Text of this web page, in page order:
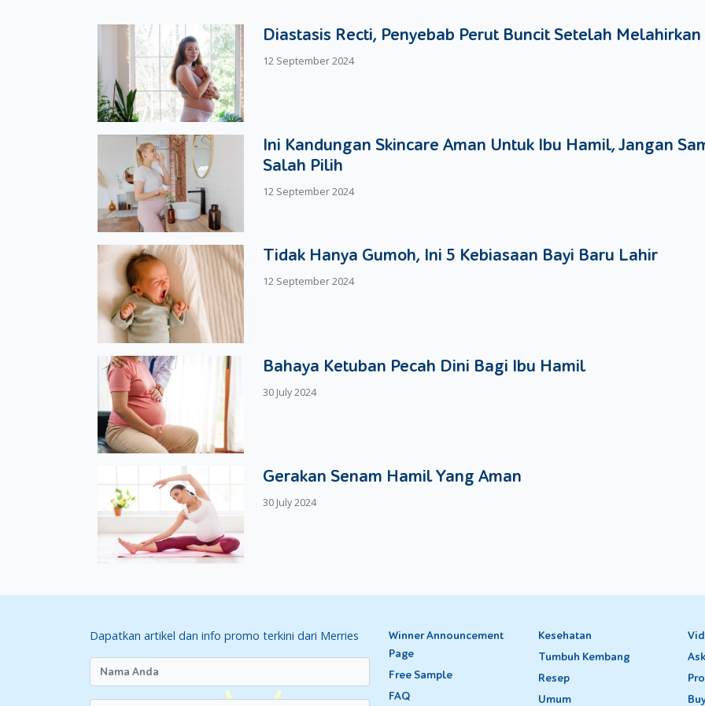
untuk melatih kreativitas Si Kecil. Biarkan Si Kecil menghias kuenya sesuai dengan keinginannya. Setelah itu,
memanggangnya atau memasaknya, dan saat hasil akhirnya selesai, ini akan menjadi satu kepuasan tersendiri untuk
karena sudah berusaha dan berhasil membuat sesuatu.
Diastasis Recti, Penyebab Perut Buncit Setelah Melahirkan
12 September 2024
Ini Kandungan Skincare Aman Untuk Ibu Hamil, Jangan
Salah Pilih
12 September 2024
Tidak Hanya Gumoh, Ini 5 Kebiasaan Bayi Baru Lahir
12 September 2024
Bahaya Ketuban Pecah Dini Bagi Ibu Hamil
30 July 2024
Gerakan Senam Hamil Yang Aman
30 July 2024
Dapatkan artikel dan info promo terkini dari Merries
Winner Announcement
Page
Free Sample
FAQ
Kesehatan
Tumbuh Kembang
Resep
Umum